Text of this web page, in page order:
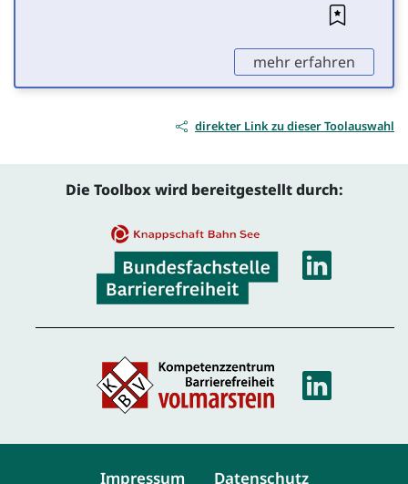
,mehr erfahren
direkter Link zu dieser Toolauswahl
Die Toolbox wird bereitgestellt durch:
Service-Navigation
Impressum Datenschutz